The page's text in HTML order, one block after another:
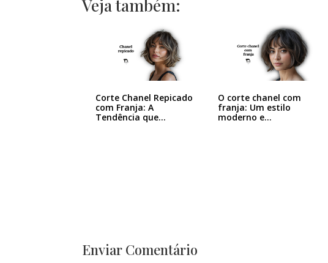
Veja também:
Corte Chanel Repicado
com Franja: A
Tendência que…
O corte chanel com
franja: Um estilo
moderno e…
Enviar Comentário